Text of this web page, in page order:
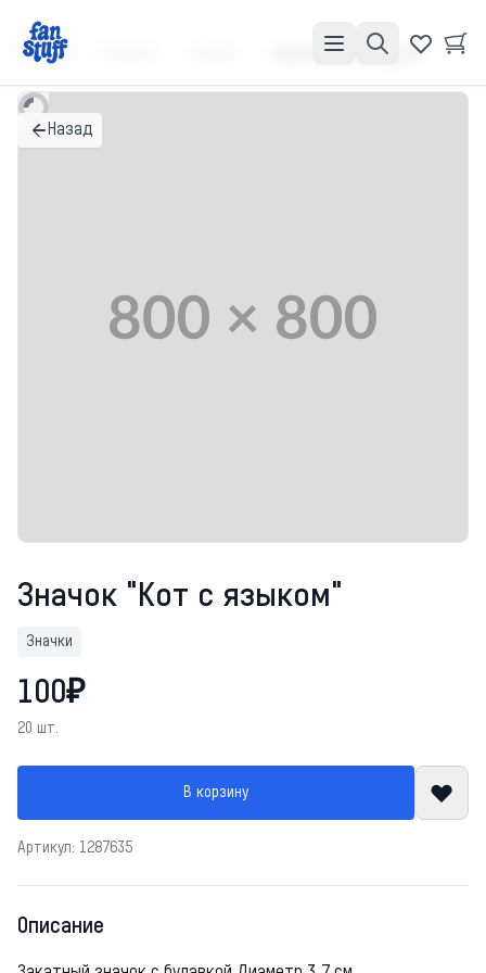
Главная Значок "Кот с языком"
Назад
Значок "Кот с языком"
Значки
100₽
20 шт.
В корзину
Артикул: 1287635
Описание